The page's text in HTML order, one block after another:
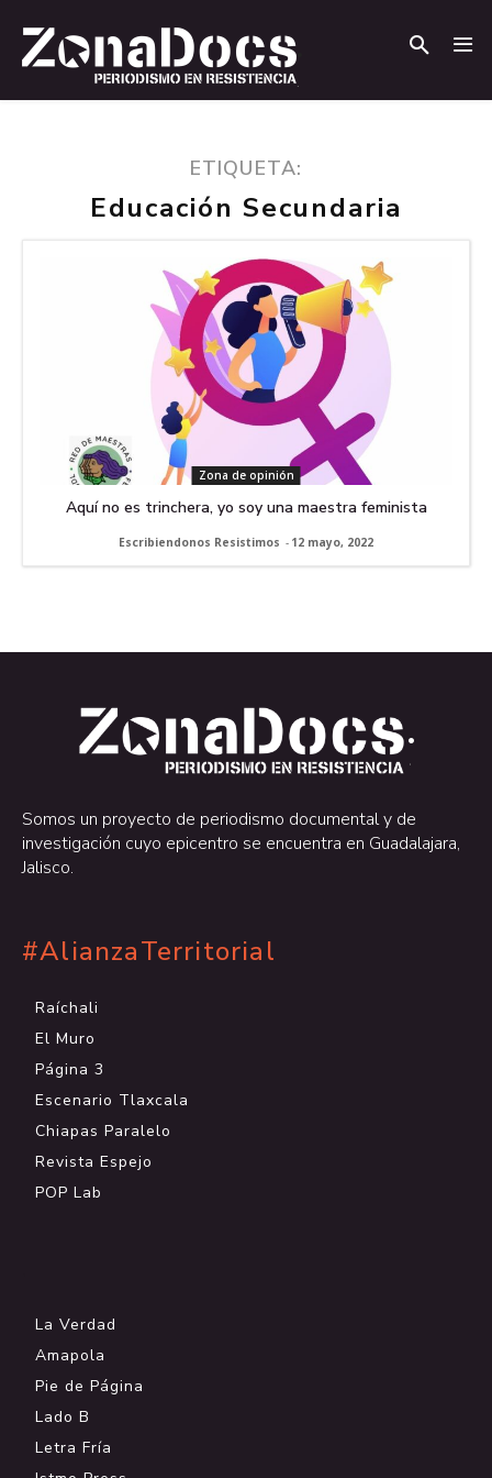
ETIQUETA:
Educación Secundaria
Zona de opinión
Aquí no es trinchera, yo soy una maestra feminista
Escribiendonos Resistimos - 12 mayo, 2022
.
.
Somos un proyecto de periodismo documental y de
investigación cuyo epicentro se encuentra en Guadalajara,
Jalisco.
#AlianzaTerritorial
Raíchali
El Muro
Página 3
Escenario Tlaxcala
Chiapas Paralelo
Revista Espejo
POP Lab
La Verdad
Amapola
Pie de Página
Lado B
Letra Fría